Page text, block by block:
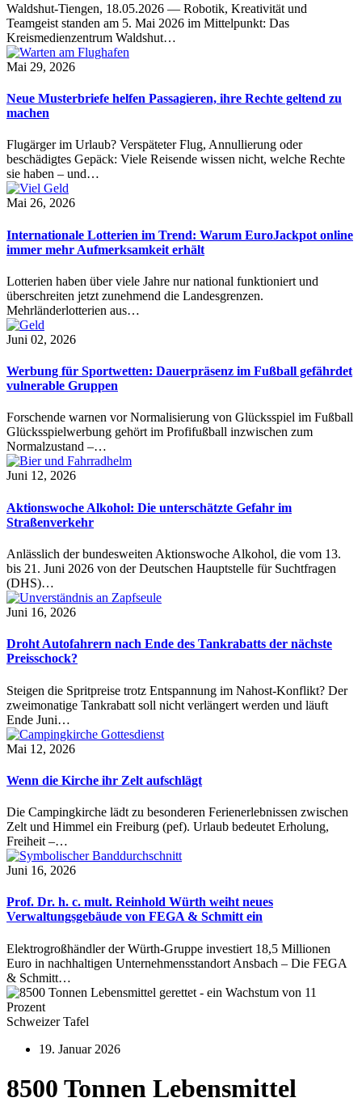
Waldshut-Tiengen, 18.05.2026 — Robotik, Kreativität und
Teamgeist standen am 5. Mai 2026 im Mittelpunkt: Das
Kreismedienzentrum Waldshut…
Mai 29, 2026
Neue Musterbriefe helfen Passagieren, ihre Rechte geltend zu
machen
Flugärger im Urlaub? Verspäteter Flug, Annullierung oder
beschädigtes Gepäck: Viele Reisende wissen nicht, welche Rechte
sie haben – und…
Mai 26, 2026
Internationale Lotterien im Trend: Warum EuroJackpot online
immer mehr Aufmerksamkeit erhält
Lotterien haben über viele Jahre nur national funktioniert und
überschreiten jetzt zunehmend die Landesgrenzen.
Mehrländerlotterien aus…
Juni 02, 2026
Werbung für Sportwetten: Dauerpräsenz im Fußball gefährdet
vulnerable Gruppen
Forschende warnen vor Normalisierung von Glücksspiel im Fußball
Glücksspielwerbung gehört im Profifußball inzwischen zum
Normalzustand –…
Juni 12, 2026
Aktionswoche Alkohol: Die unterschätzte Gefahr im
Straßenverkehr
Anlässlich der bundesweiten Aktionswoche Alkohol, die vom 13.
bis 21. Juni 2026 von der Deutschen Hauptstelle für Suchtfragen
(DHS)…
Juni 16, 2026
Droht Autofahrern nach Ende des Tankrabatts der nächste
Preisschock?
Steigen die Spritpreise trotz Entspannung im Nahost-Konflikt? Der
zweimonatige Tankrabatt soll nicht verlängert werden und läuft
Ende Juni…
Mai 12, 2026
Wenn die Kirche ihr Zelt aufschlägt
Die Campingkirche lädt zu besonderen Ferienerlebnissen zwischen
Zelt und Himmel ein Freiburg (pef). Urlaub bedeutet Erholung,
Freiheit –…
Juni 16, 2026
Prof. Dr. h. c. mult. Reinhold Würth weiht neues
Verwaltungsgebäude von FEGA & Schmitt ein
Elektrogroßhändler der Würth-Gruppe investiert 18,5 Millionen
Euro in nachhaltigen Unternehmensstandort Ansbach – Die FEGA
& Schmitt…
Schweizer Tafel
19. Januar 2026
8500 Tonnen Lebensmittel